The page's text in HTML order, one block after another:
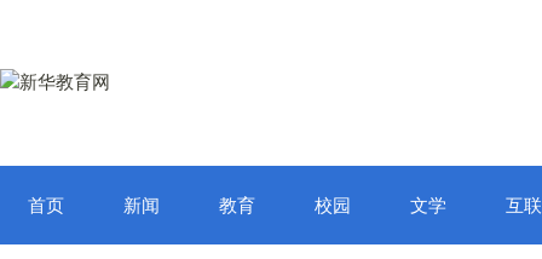
首页 新闻 教育 校园 文学 互